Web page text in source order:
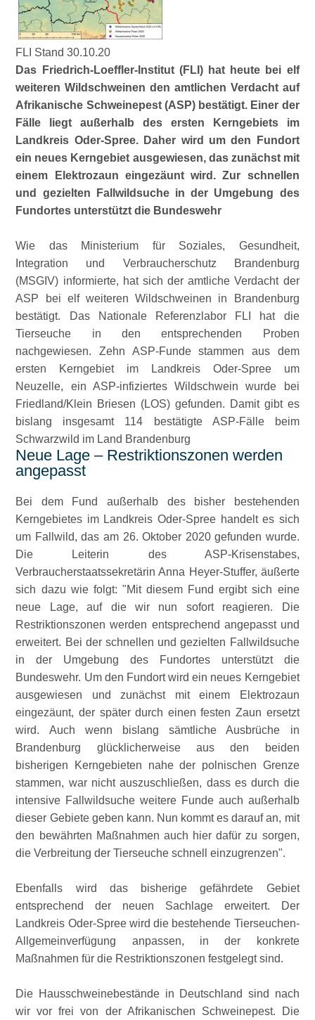
FLI Stand 30.10.20
Das Friedrich-Loeffler-Institut (FLI) hat heute bei elf
weiteren Wildschweinen den amtlichen Verdacht auf
Afrikanische Schweinepest (ASP) bestätigt. Einer der
Fälle liegt außerhalb des ersten Kerngebiets im
Landkreis Oder-Spree. Daher wird um den Fundort
ein neues Kerngebiet ausgewiesen, das zunächst mit
einem Elektrozaun eingezäunt wird. Zur schnellen
und gezielten Fallwildsuche in der Umgebung des
Fundortes unterstützt die Bundeswehr
Wie das Ministerium für Soziales, Gesundheit,
Integration und Verbraucherschutz Brandenburg
(MSGIV) informierte, hat sich der amtliche Verdacht der
ASP bei elf weiteren Wildschweinen in Brandenburg
bestätigt. Das Nationale Referenzlabor FLI hat die
Tierseuche in den entsprechenden Proben
nachgewiesen.
Zehn ASP-Funde stammen aus dem
ersten Kerngebiet im Landkreis Oder-Spree um
Neuzelle, ein ASP-infiziertes Wildschwein wurde bei
Friedland/Klein Briesen (LOS) gefunden. Damit gibt es
bislang insgesamt 114 bestätigte ASP-Fälle beim
Schwarzwild im Land Brandenburg
Neue Lage – Restriktionszonen werden
angepasst
Bei dem Fund außerhalb des bisher bestehenden
Kerngebietes im Landkreis Oder-Spree handelt es sich
um Fallwild, das am 26. Oktober 2020 gefunden wurde.
Die Leiterin des ASP-Krisenstabes,
Verbraucherstaatssekretärin Anna Heyer-Stuffer, äußerte
sich dazu wie folgt:
Mit diesem Fund ergibt sich eine
neue Lage, auf die wir nun sofort reagieren. Die
Restriktionszonen werden entsprechend angepasst und
erweitert. Bei der schnellen und gezielten Fallwildsuche
in der Umgebung des Fundortes unterstützt die
Bundeswehr. Um den Fundort wird ein neues Kerngebiet
ausgewiesen und zunächst mit einem Elektrozaun
eingezäunt, der später durch einen festen Zaun ersetzt
wird. Auch wenn bislang sämtliche Ausbrüche in
Brandenburg glücklicherweise aus den beiden
bisherigen Kerngebieten nahe der polnischen Grenze
stammen, war nicht auszuschließen, dass es durch die
intensive Fallwildsuche weitere Funde auch außerhalb
dieser Gebiete geben kann. Nun kommt es darauf an, mit
den bewährten Maßnahmen auch hier dafür zu sorgen,
die Verbreitung der Tierseuche schnell einzugrenzen .
Ebenfalls wird das bisherige gefährdete Gebiet
entsprechend der neuen Sachlage erweitert. Der
Landkreis Oder-Spree wird die bestehende Tierseuchen-
Allgemeinverfügung anpassen, in der konkrete
Maßnahmen für die Restriktionszonen festgelegt sind.
Die Hausschweinebestände in Deutschland sind nach
wir vor frei von der Afrikanischen Schweinepest. Die